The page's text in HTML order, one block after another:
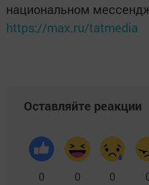
национальном
https://max.ru/tatmedia
Оставляйте реакции
0 0 0